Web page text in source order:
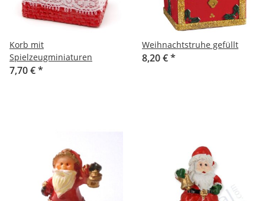
Korb mit
Spielzeugminiaturen
7,70 €*
Weihnachtstruhe gefüllt
8,20 €*